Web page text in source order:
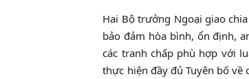
Hai Bộ trưởng Ngoại giao
bảo đảm hòa bình, ổn định,
các tranh chấp phù hợp với
thực hiện đầy đủ Tuyên bố về